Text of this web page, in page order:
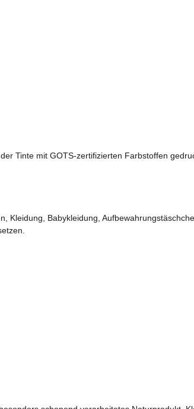
Tinte mit GOTS-zertifizierten Farbstoffen
Kleidung, Babykleidung,